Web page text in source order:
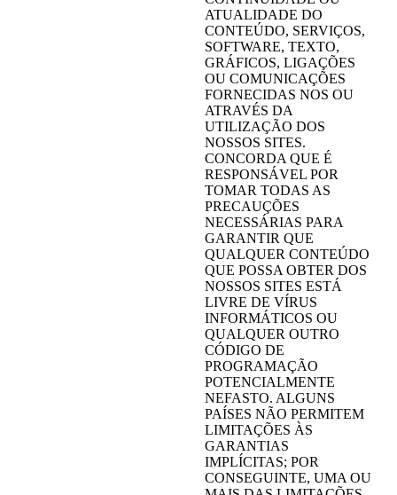
ATUALIDADE DO
CONTEÚDO, SERVIÇOS,
SOFTWARE, TEXTO,
GRÁFICOS, LIGAÇÕES
OU COMUNICAÇÕES
FORNECIDAS NOS OU
ATRAVÉS DA
UTILIZAÇÃO DOS
NOSSOS SITES.
CONCORDA QUE É
RESPONSÁVEL POR
TOMAR TODAS AS
PRECAUÇÕES
NECESSÁRIAS PARA
GARANTIR QUE
QUALQUER CONTEÚDO
QUE POSSA OBTER DOS
NOSSOS SITES ESTÁ
LIVRE DE VÍRUS
INFORMÁTICOS OU
QUALQUER OUTRO
CÓDIGO DE
PROGRAMAÇÃO
POTENCIALMENTE
NEFASTO. ALGUNS
PAÍSES NÃO PERMITEM
LIMITAÇÕES ÀS
GARANTIAS
IMPLÍCITAS; POR
CONSEGUINTE, UMA OU